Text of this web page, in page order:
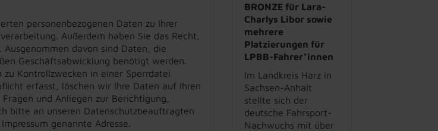
personenbezogenen Daten zu Ihrer
Außerdem haben Sie das Recht,
davon sind Daten, die
Geschäftsabwicklung benötigt werden.
Kontrollzwecken in einer Sperrdatei
erfasst, löschen wir Ihre Daten auf Ihren
und Anliegen zur Berichtigung,
bitte an unseren Datenschutzbeauftragten
genannte Adresse.
BRONZE für Lara-
Charlys Libor sowie
mehrere
Platzierungen für
LPBB-Fahrer*innen
Im Landkreis Harz in
Sachsen-Anhalt
stellte sich der
deutsche Fahrsport-
Nachwuchs mit über